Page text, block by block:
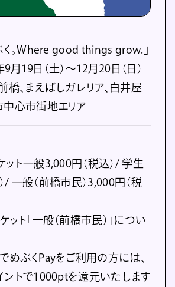
ぶく。Where good things grow.」
9月19日（土）～12月20日（日）
橋、まえばしガレリア、白井屋
中心市街地エリア
ット一般3,000円（税込）/ 学生
/ 一般（前橋市民）3,000円（税
ット「一般（前橋市民）」につい
めぶくPayをご利用の⽅には、
ントで1000ptを還元いたします